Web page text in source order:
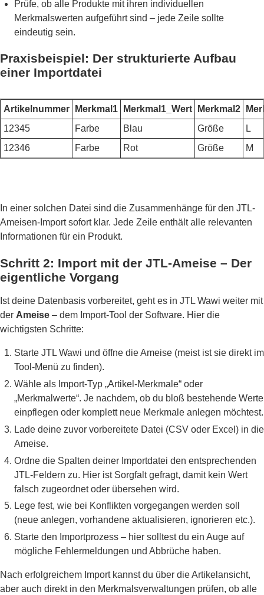
Prüfe, ob alle Produkte mit ihren individuellen
Merkmalswerten aufgeführt sind – jede Zeile sollte
eindeutig sein.
Praxisbeispiel: Der strukturierte Aufbau
einer Importdatei
Artikelnummer Merkmal1 Merkmal1_Wert Merkmal2
12345
Farbe Blau Größe
L
12346
Farbe Rot Größe M
In einer solchen Datei sind die Zusammenhänge für den JTL-
Ameisen-Import sofort klar. Jede Zeile enthält alle relevanten
Informationen für ein Produkt.
Schritt 2: Import mit der JTL-Ameise – Der
eigentliche Vorgang
Ist deine Datenbasis vorbereitet, geht es in JTL Wawi weiter mit
der Ameise – dem Import-Tool der Software. Hier die
wichtigsten Schritte:
Starte JTL Wawi und öffne die Ameise (meist ist sie direkt im
Tool-Menü zu finden).
Wähle als Import-Typ „Artikel-Merkmale“ oder
„Merkmalwerte“. Je nachdem, ob du bloß bestehende Werte
einpflegen oder komplett neue Merkmale anlegen möchtest.
Lade deine zuvor vorbereitete Datei (CSV oder Excel) in die
Ameise.
Ordne die Spalten deiner Importdatei den entsprechenden
JTL-Feldern zu. Hier ist Sorgfalt gefragt, damit kein Wert
falsch zugeordnet oder übersehen wird.
Lege fest, wie bei Konflikten vorgegangen werden soll
(neue anlegen, vorhandene aktualisieren, ignorieren etc.).
Starte den Importprozess – hier solltest du ein Auge auf
mögliche Fehlermeldungen und Abbrüche haben.
Nach erfolgreichem Import kannst du über die Artikelansicht,
aber auch direkt in den Merkmalsverwaltungen prüfen, ob alle